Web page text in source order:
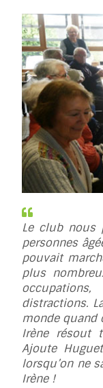
Le club nous
personnes
pouvait
plus
distractions.
monde quand
Irène résout
Ajoute
lorsqu’on ne
Irène !